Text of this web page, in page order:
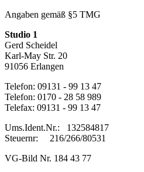
Angaben gemäß §5 TMG
Studio 1
Gerd Scheidel
Karl-May Str. 20
91056 Erlangen
Telefon: 09131 - 99 13 47
Telefon: 0170 - 28 58 989
Telefax: 09131 - 99 13 47
Ums.Ident.Nr.: 132584817
Steuernr: 216/266/80531
VG-Bild Nr. 184 43 77